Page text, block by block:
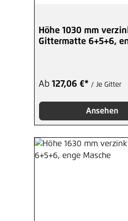
Höhe 1030 mm
Gittermatte 6+5+6,
Ab 127,06 €* / Je Gitter
Ansehen